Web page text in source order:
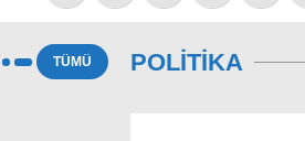
TÜMÜ POLİTİKA